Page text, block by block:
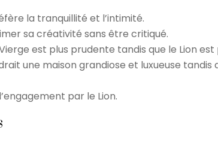
la tranquillité et l’intimité.
sa créativité sans être critiqué.
est plus prudente tandis que le Lion
une maison grandiose et luxueuse
par le Lion.